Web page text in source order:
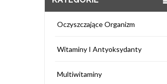
Oczyszczające Organizm
Witaminy I Antyoksydanty
Multiwitaminy